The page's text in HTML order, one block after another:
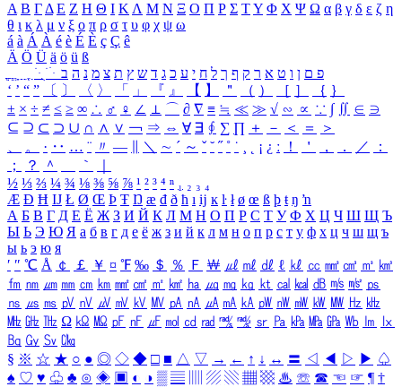
Α Β ΓΔ Ε Ζ Η Θ Ι ΚΛ Μ Ν Ξ Ο Π Ρ Σ ΤΥ Φ Χ Ψ Ω α β γ δ ε ζ η
θ ι κ λ μ ν ξ ο π ρ σ τ υ φ χ ψ ω
á à Á À é è É È ç Ç ê
Ä Ö Ü ä ö ü ß
ִֶֹ ֻּ ׁׂ פ ם ן ו ט א ר ק ף ך ל ח י ע כ ג ד ש ץ ת צ מ נ ה ב
‘ ’ “ ” 〔 〕 〈 〉 「 」 『 』 【 】 ＂ （ ） ［ ］ ｛ ｝
± × ÷ ≠ ≤ ≥ ∞ ∴ ♂ ♀ ∠ ⊥ ⌒ ∂ ∇ ≡ ≒ ≪ ≫ √ ∽ ∝ ∵ ∫ ∬ ∈ ∋
⊆ ⊇ ⊂ ⊃ ∪ ∩ ∧ ∨ ￢ ⇒ ⇔ ∀ ∃ ∮ ∑ ∏ ＋ － ＜ ＝
＞
、
。 · ‥ … ¨ 〃 ― ＼ ∼ ´ ～ ˇ ˘ ˝ ˚ ˙ ¸ ¡ ¿ ː ！ ＇ ， ． ／
：
；
？ ＾ ｀
½ ⅓ ⅔ ¼ ¾ ⅛ ⅜ ⅝ ⅞ ¹ ² ³ ⁴ ⁿ ₁ ₂ ₃ ₄
Æ Ð Ħ Ĳ Ł Ø Œ Þ Ŧ Ŋ æ đ ð ħ ı ĳ ĸ ŀ ł ø œ ß þ ŧ ŋ ŉ
А Б В Г Д Е Ё Ж З И Й К Л М Н О П Р С Т У Ф Х Ц Ч Ш Щ Ъ
Ы Ь Э Ю Я а б в г д е ё ж з и й к л м н о п р с т у ф х ц ч ш щ ъ
ы ь э ю я
′ ″ ℃ Å ￠ ￡ ￥ ¤ ℉ ‰ ＄ ％ Ｆ ￦ ㎕ ㎖ ㎗ ℓ ㎘ ㏄ ㎣ ㎤ ㎥ ㎦
㎙ ㎚ ㎛ ㎜ ㎝ ㎞ ㎟ ㎠ ㎡ ㎢ ㏊ ㎍ ㎎ ㎏ ㏏ ㎈ ㎉ ㏈ ㎧ ㎨ ㎰
㎱ ㎲ ㎳ ㎴ ㎵ ㎶ ㎷ ㎸ ㎹ ㎀ ㎁ ㎂ ㎃ ㎄ ㎺ ㎻ ㎽ ㎾ ㎿ ㎐ ㎑
㎒ ㎓ ㎔ Ω ㏀ ㏁ ㎊ ㎋ ㎌ ㏖ ㏅ ㎭ ㎮ ㎯ ㏛ ㎩ ㎪ ㎫ ㎬ ㏝ ㏐
㏓
㏃ ㏉ ㏜ ㏆
§ ※ ☆ ★ ○ ● ◎ ◇ ◆ □ ■ △ ▽ → ← ↑ ↓ ↔ 〓 ◁ ◀ ▷ ▶ ♤
♠ ♡ ♥ ♧ ♣ ⊙ ◈ ▣ ◐ ◑ ▒ ▤ ▨ ▧ ▦ ▩ ♨ ☏ ☎ ☜ ☞ ¶ †